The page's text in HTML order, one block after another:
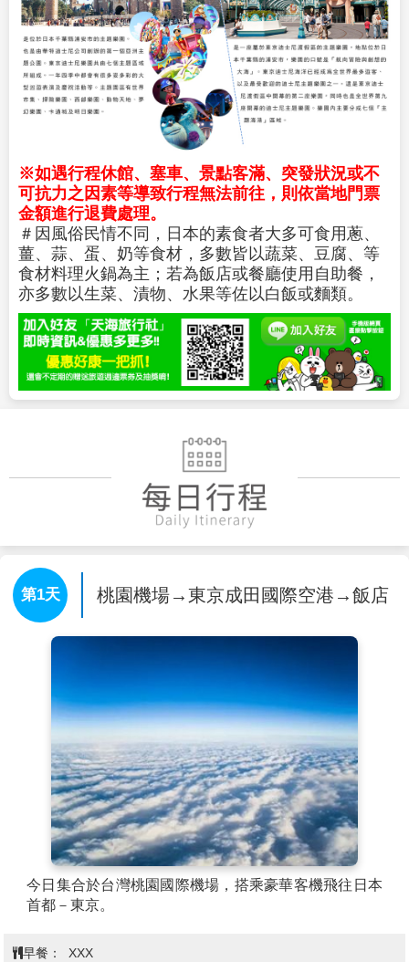
※如遇行程休館、塞車、景點客滿、突發狀況或不
可抗力之因素等導致行程無法前往，則依當地門票
金額進行退費處理。
＃因風俗民情不同，日本的素食者大多可食用蔥、
薑、蒜、蛋、奶等食材，多數皆以蔬菜、豆腐、等
食材料理火鍋為主；若為飯店或餐廳使用自助餐，
亦多數以生菜、漬物、水果等佐以白飯或麵類。
第1天 桃園機場→東京成田國際空港→飯店
今日集合於台灣桃園國際機場，搭乘豪華客機飛往日本
首都－東京。
早餐：
XXX